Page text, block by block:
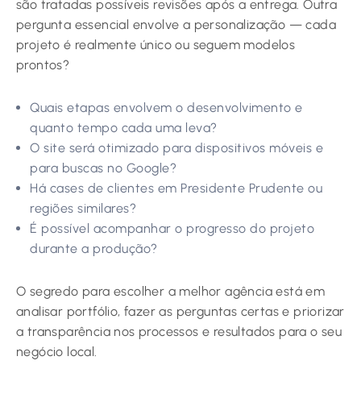
são tratadas possíveis revisões após a entrega. Outra
pergunta essencial envolve a personalização — cada
projeto é realmente único ou seguem modelos
prontos?
Quais etapas envolvem o desenvolvimento e
quanto tempo cada uma leva?
O site será otimizado para dispositivos móveis e
para buscas no Google?
Há cases de clientes em Presidente Prudente ou
regiões similares?
É possível acompanhar o progresso do projeto
durante a produção?
O segredo para escolher a melhor agência está em
analisar portfólio, fazer as perguntas certas e priorizar
a transparência nos processos e resultados para o seu
negócio local.